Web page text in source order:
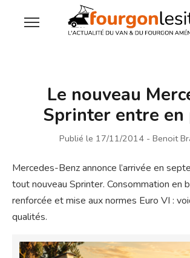
Le nouveau
Sprinter entre en
Publié le 17/11/2014 - Benoit
Mercedes-Benz annonce l’arrivée en
tout nouveau Sprinter. Consommation en
renforcée et mise aux normes Euro VI :
qualités.